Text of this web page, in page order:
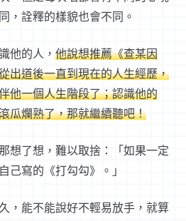
，詮釋的樣貌也會不同。
他的人， 他說想推薦《查某因
出道後一直到現在的人生經歷，
他一個人生階段了；認識他的
瓜爛熟了，那就繼續聽吧！
想了想，難以取捨：「如果一定
己寫的《打勾勾》。」
，能不能說好不輕易放手，就算